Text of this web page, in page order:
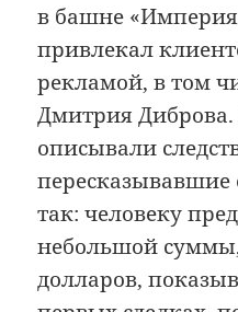
в башне
привлекал
рекламой, в том
Дмитрия Диброва.
описывали
так: человеку
небольшой
долларов,